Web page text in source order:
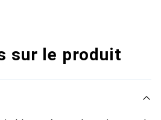
sur le produit